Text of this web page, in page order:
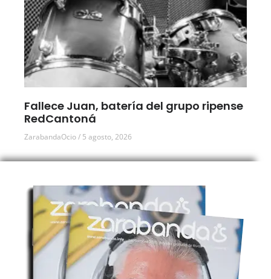
Fallece Juan, batería del grupo ripense
RedCantoná
ZarabandaOcio 5 agosto, 2026